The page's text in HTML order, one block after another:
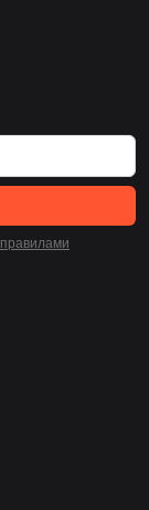
правилами